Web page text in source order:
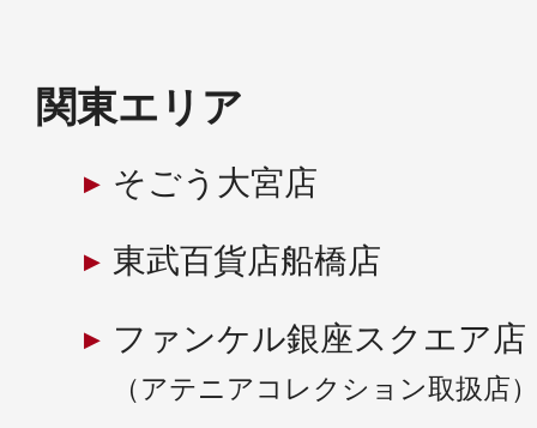
ファッション
ギフト
関東エリア
そごう大宮店
東武百貨店船橋店
ファンケル銀座スクエア店
（アテニアコレクション取扱店）